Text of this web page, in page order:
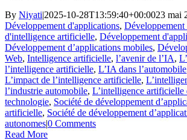
By Niyati|2025-10-28T13:59:40+00:0023 mai
Développement d'applications,
d'intelligence artificielle, Développement
Développement d’applications mobiles,
Web, Intelligence artificielle, l’avenir de l’IA,
l’intelligence artificielle, L’IA dans l’automobile
L’impact de l’intelligence artificielle,
l’industrie automobile, L’intelligence artificielle
technologie, Société de développement
artificielle, Société de développement
autonomes|0 Comments
Read More